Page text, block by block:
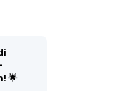
🌟